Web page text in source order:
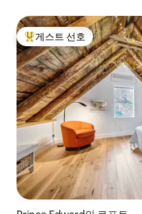
상위 게스트 선호
게스트 선호